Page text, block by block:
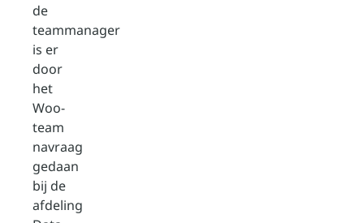
de
teammanager
is er
door
het
Woo-
team
navraag
gedaan
bij de
afdeling